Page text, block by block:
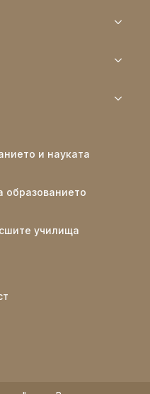
и науката
образованието
училища